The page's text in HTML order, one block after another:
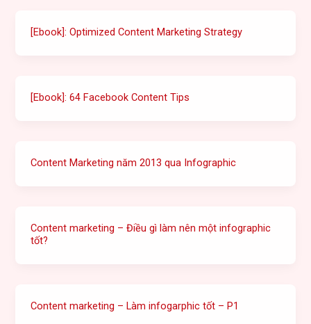
[Ebook]: Optimized Content Marketing Strategy
[Ebook]: 64 Facebook Content Tips
Content Marketing năm 2013 qua Infographic
Content marketing – Điều gì làm nên một infographic
tốt?
Content marketing – Làm infogarphic tốt – P1